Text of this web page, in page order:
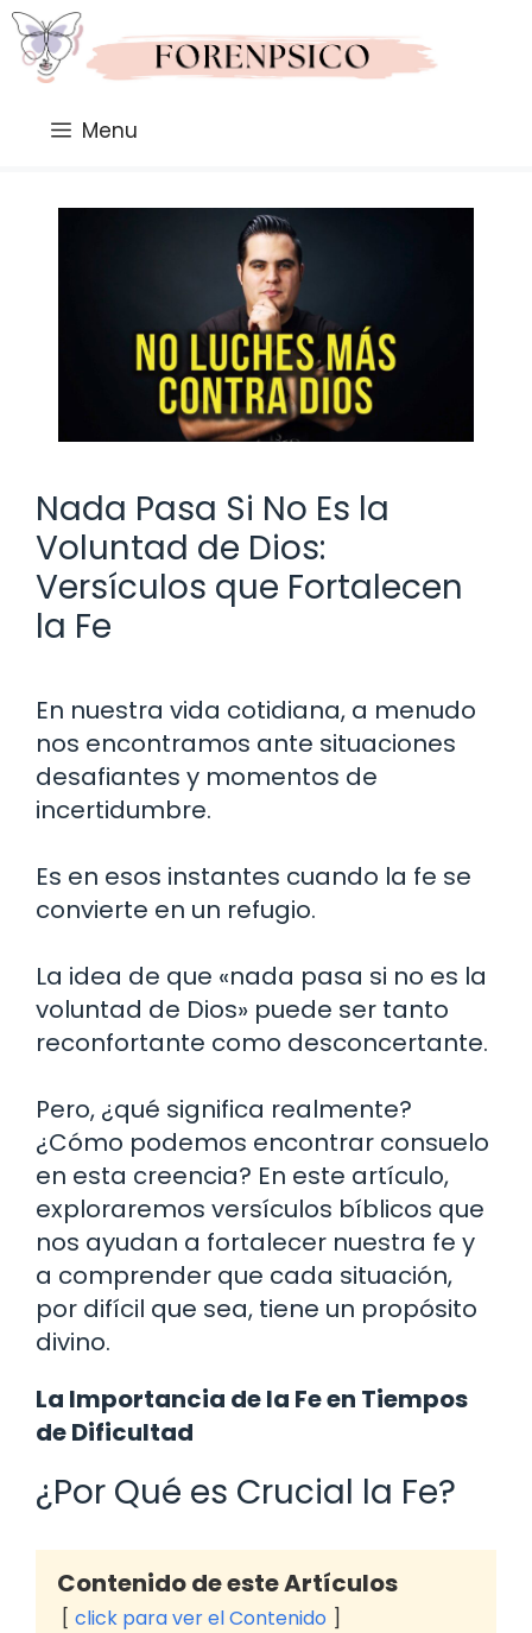
Saltar
al
contenido
Menu
Nada Pasa Si No Es la
Voluntad de Dios:
Versículos que Fortalecen
la Fe
En nuestra vida cotidiana, a menudo
nos encontramos ante situaciones
desafiantes y momentos de
incertidumbre.
Es en esos instantes cuando la fe se
convierte en un refugio.
La idea de que «nada pasa si no es la
voluntad de Dios» puede ser tanto
reconfortante como desconcertante.
Pero, ¿qué significa realmente?
¿Cómo podemos encontrar consuelo
en esta creencia? En este artículo,
exploraremos versículos bíblicos que
nos ayudan a fortalecer nuestra fe y
a comprender que cada situación,
por difícil que sea, tiene un propósito
divino.
La Importancia de la Fe en Tiempos
de Dificultad
¿Por Qué es Crucial la Fe?
Contenido de este Artículos
click para ver el Contenido